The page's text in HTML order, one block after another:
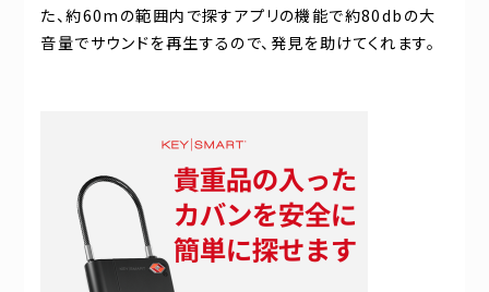
た、約60mの範囲内で探すアプリの機能で約80dbの大
音量でサウンドを再生するので、発見を助けてくれます。